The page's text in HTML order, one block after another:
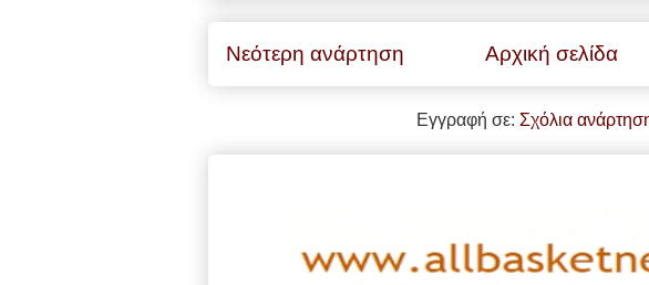
Νεότερη ανάρτηση Αρχική σελίδα
Εγγραφή σε: Σχόλια